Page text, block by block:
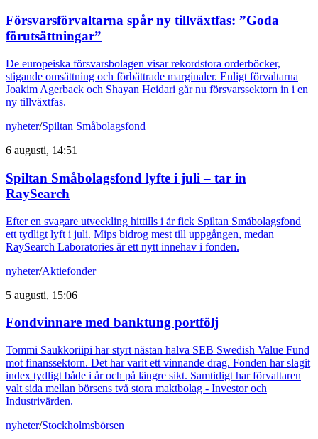
Försvarsförvaltarna spår ny tillväxtfas: ”Goda
förutsättningar”
De europeiska försvarsbolagen visar rekordstora orderböcker,
stigande omsättning och förbättrade marginaler. Enligt förvaltarna
Joakim Agerback och Shayan Heidari går nu försvarssektorn in i en
ny tillväxtfas.
nyheter/Spiltan Småbolagsfond
6 augusti, 14:51
Spiltan Småbolagsfond lyfte i juli – tar in
RaySearch
Efter en svagare utveckling hittills i år fick Spiltan Småbolagsfond
ett tydligt lyft i juli. Mips bidrog mest till uppgången, medan
RaySearch Laboratories är ett nytt innehav i fonden.
nyheter/Aktiefonder
5 augusti, 15:06
Fondvinnare med banktung portfölj
Tommi Saukkoriipi har styrt nästan halva SEB Swedish Value Fund
mot finanssektorn. Det har varit ett vinnande drag. Fonden har slagit
index tydligt både i år och på längre sikt. Samtidigt har förvaltaren
valt sida mellan börsens två stora maktbolag - Investor och
Industrivärden.
nyheter/Stockholmsbörsen